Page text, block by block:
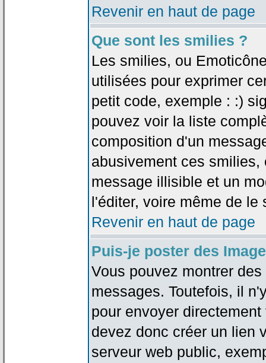
Revenir en haut de page
Que sont les smilies ?
Les smilies, ou
utilisées pour exprimer
petit code, exemple : :)
pouvez voir la liste
composition d'un
abusivement ces
message illisible et un
l'éditer, voire même de le
Revenir en haut de page
Puis-je poster des
Vous pouvez montrer
messages. Toutefois, il
pour envoyer
devez donc créer un lien
serveur web public,